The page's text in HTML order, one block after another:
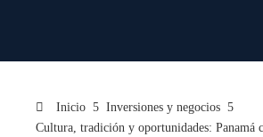
Inicio
Inversiones y negocios
Cultura, tradición y oportunidades: Panamá